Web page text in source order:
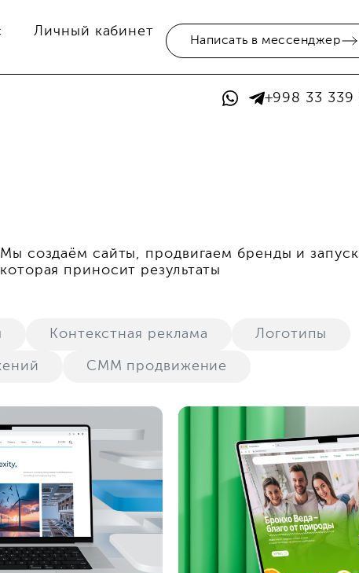
Личный кабинет
Написать в мессенджер
+998 33 339
Мы создаём сайты, продвигаем бренды и
которая приносит результаты
Контекстная реклама Логотипы
СММ продвижение